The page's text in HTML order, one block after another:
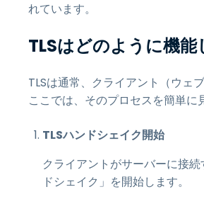
れています。
TLSはどのように機能
TLSは通常、クライアント（ウェ
ここでは、そのプロセスを簡単に
TLSハンドシェイク開始
クライアントがサーバーに接
ドシェイク」を開始します。